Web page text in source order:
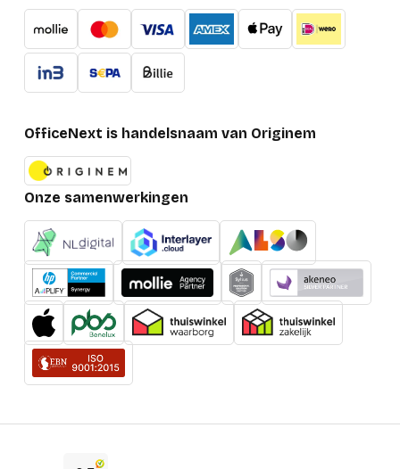
Land van herkomst Filipijnen
Lenssysteem
Zoom type
Zoomcapaciteit
Zoomverhouding
1.2:1
Lichtbron
Lampvermogen
206 W
Type lichtbron
Lamp
Levensduur van de
lichtbron
OfficeNext is handelsnaam van Originem
Onze samenwerkingen